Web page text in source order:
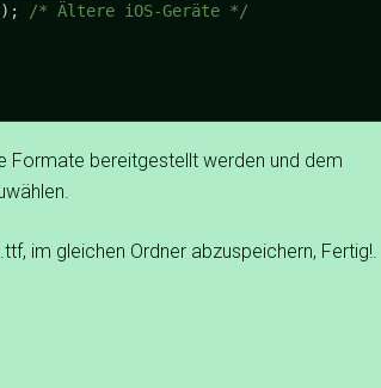
);
/* Ältere iOS-Geräte */
Formate bereitgestellt werden und dem
im gleichen Ordner abzuspeichern, Fertig!.